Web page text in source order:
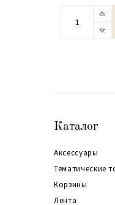
Каталог
Аксессуары
Тематические
Корзины
Лента